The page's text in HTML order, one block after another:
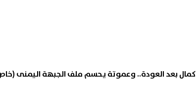
بعد العودة.. وعموتة يحسم ملف الجبهة اليمنى